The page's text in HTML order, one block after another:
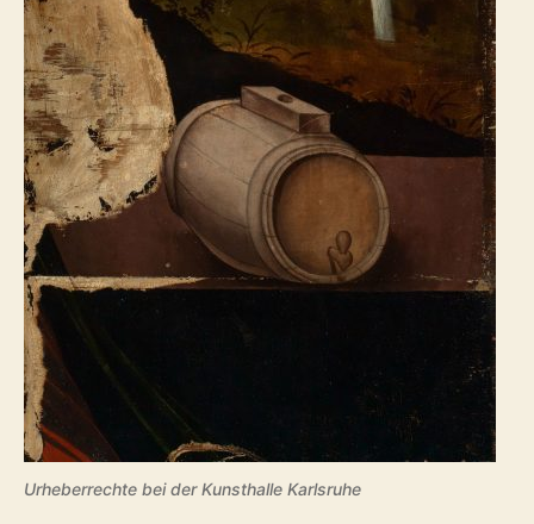
Urheberrechte bei der Kunsthalle Karlsruhe